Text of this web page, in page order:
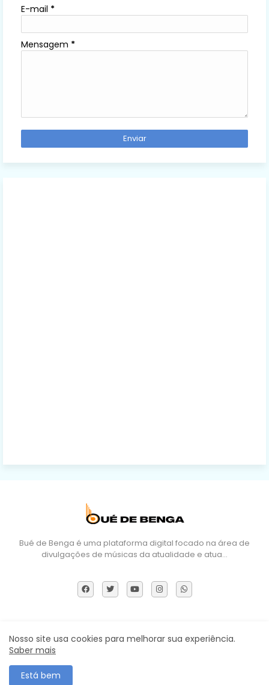
E-mail *
Mensagem *
Bué de Benga é uma plataforma digital focado na área de
divulgações de músicas da atualidade e atua…
Sobre Nós DMCA Termos e Políticas Contactos
Nosso site usa cookies para melhorar sua experiência.
Saber mais
Está bem